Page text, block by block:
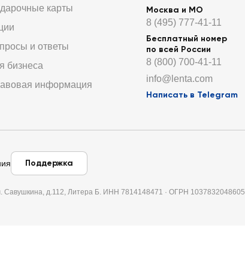
карты
и ответы
бизнеса
информация
Москва и МО
8 (495) 777-41-11
Бесплатный номер
по всей России
8 (800) 700-41-11
info@lenta.com
Написать в Telegram
Поддержка
Савушкина, д.112, Литера Б. ИНН 7814148471 · ОГРН 1037832048605